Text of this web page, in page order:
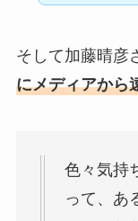
そして加藤晴彦
にメディアから
色々気持
って、あ